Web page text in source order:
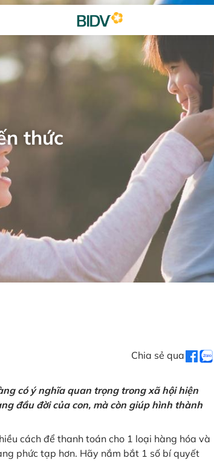
thức
Chia sẻ qua
có ý nghĩa quan trọng trong xã hội hiện
đầu đời của con, mà còn giúp hình thành
cách để thanh toán cho 1 loại hàng hóa và
phức tạp hơn. Hãy nắm bắt 1 số bí quyết